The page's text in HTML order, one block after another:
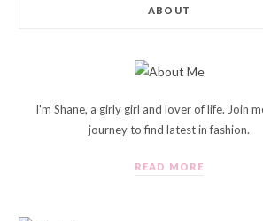
ABOUT
I'm Shane, a girly girl and lover of life. Join
journey to find latest in fashion.
READ MORE